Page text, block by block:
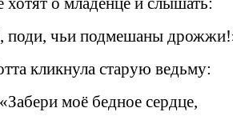
поди, чьи подмешаны
кликнула старую ведьму:
«Забери моё бедное сердце,